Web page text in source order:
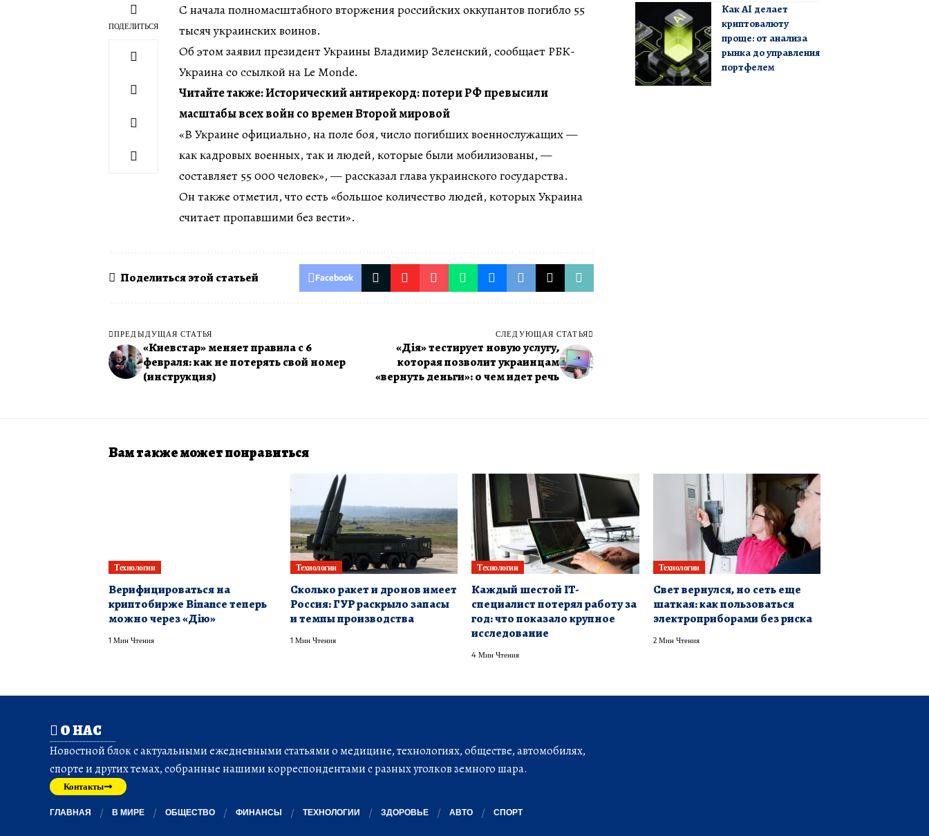
ПОДЕЛИТЬСЯ
С начала полномасштабного вторжения российских оккупантов погибло 55
тысяч украинских воинов.
Об этом заявил президент Украины Владимир Зеленский, сообщает РБК-
Украина со ссылкой на Le Monde.
Читайте также: Исторический антирекорд: потери РФ превысили
масштабы всех войн со времен Второй мировой
«В Украине официально, на поле боя, число погибших военнослужащих —
как кадровых военных, так и людей, которые были мобилизованы, —
составляет 55 000 человек», — рассказал глава украинского государства.
Он также отметил, что есть «большое количество людей, которых Украина
считает пропавшими без вести».
Поделиться этой статьей Facebook
ПРЕДЫДУЩАЯ СТАТЬЯ
«Киевстар» меняет правила с 6
февраля: как не потерять свой номер
(инструкция)
СЛЕДУЮЩАЯ СТАТЬЯ
«Дія» тестирует новую услугу,
которая позволит украинцам
«вернуть деньги»: о чем идет речь
Как AI делает
криптовалюту
проще: от анализа
рынка до управления
портфелем
Вам также может понравиться
Технологии
Верифицироваться на
криптобирже Binance теперь
можно через «Дію»
1 Мин Чтения
Технологии
Сколько ракет и дронов имеет
Россия: ГУР раскрыло запасы
и темпы производства
1 Мин Чтения
Технологии
Каждый шестой IT-
специалист потерял работу за
год: что показало крупное
исследование
4 Мин Чтения
Технологии
Свет вернулся, но сеть еще
шаткая: как пользоваться
электроприборами без риска
2 Мин Чтения
О НАС
Новостной блок с актуальными ежедневными статьями о медицине, технологиях, обществе, автомобилях,
спорте и других темах, собранные нашими корреспондентами с разных уголков земного шара.
Контакты
ГЛАВНАЯ В МИРЕ ОБЩЕСТВО ФИНАНСЫ ТЕХНОЛОГИИ ЗДОРОВЬЕ АВТО СПОРТ